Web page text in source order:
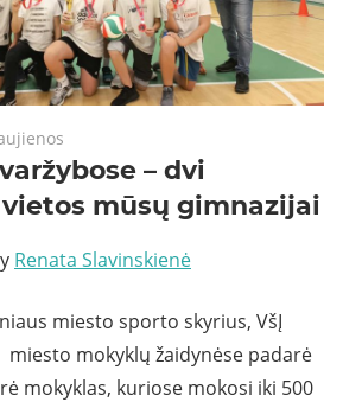
– dvi
mūsų gimnazijai
Renata Slavinskienė
miesto sporto skyrius, VšĮ
miesto mokyklų žaidynėse padarė
mokyklas, kuriose mokosi iki 500